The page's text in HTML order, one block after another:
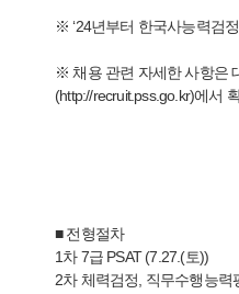
※ ‘24년부터 한국사능력검
※ 채용 관련 자세한 사항은
(http://recruit.pss.go.kr)에서
■ 전형절차
1차 7급 PSAT (7.27.(토))
2차 체력검정, 직무수행능력